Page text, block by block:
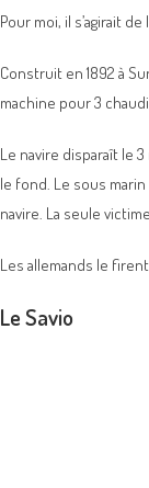
Pour moi, il s’agirait de
Construit en 1892 à
machine pour 3
Le navire disparaît le 3
le fond. Le sous
navire. La seule
Les allemands le
Le Savio